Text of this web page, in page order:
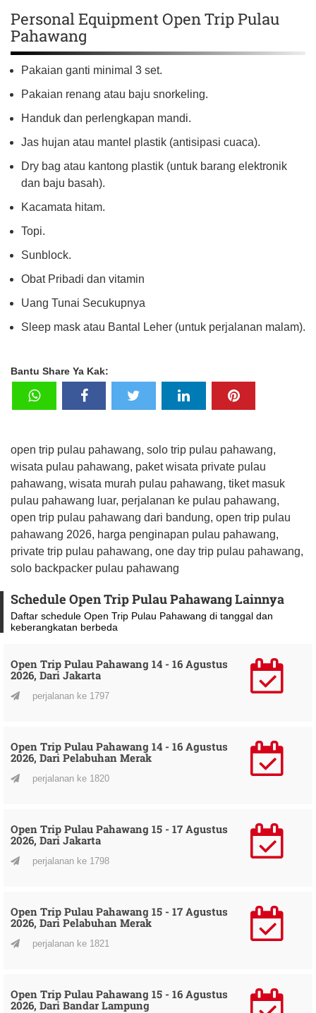
Personal Equipment Open Trip Pulau
Pahawang
Pakaian ganti minimal 3 set.
Pakaian renang atau baju snorkeling.
Handuk dan perlengkapan mandi.
Jas hujan atau mantel plastik (antisipasi cuaca).
Dry bag atau kantong plastik (untuk barang elektronik
dan baju basah).
Kacamata hitam.
Topi.
Sunblock.
Obat Pribadi dan vitamin
Uang Tunai Secukupnya
Sleep mask atau Bantal Leher (untuk perjalanan malam).
Bantu Share Ya Kak:
open trip pulau pahawang, solo trip pulau pahawang,
wisata pulau pahawang, paket wisata private pulau
pahawang, wisata murah pulau pahawang, tiket masuk
pulau pahawang luar, perjalanan ke pulau pahawang,
open trip pulau pahawang dari bandung, open trip pulau
pahawang 2026, harga penginapan pulau pahawang,
private trip pulau pahawang, one day trip pulau pahawang,
solo backpacker pulau pahawang
Schedule Open Trip Pulau Pahawang Lainnya
Daftar schedule Open Trip Pulau Pahawang di tanggal dan
keberangkatan berbeda
Open Trip Pulau Pahawang 14 - 16 Agustus
2026, Dari Jakarta
perjalanan ke 1797
Open Trip Pulau Pahawang 14 - 16 Agustus
2026, Dari Pelabuhan Merak
perjalanan ke 1820
Open Trip Pulau Pahawang 15 - 17 Agustus
2026, Dari Jakarta
perjalanan ke 1798
Open Trip Pulau Pahawang 15 - 17 Agustus
2026, Dari Pelabuhan Merak
perjalanan ke 1821
Open Trip Pulau Pahawang 15 - 16 Agustus
2026, Dari Bandar Lampung